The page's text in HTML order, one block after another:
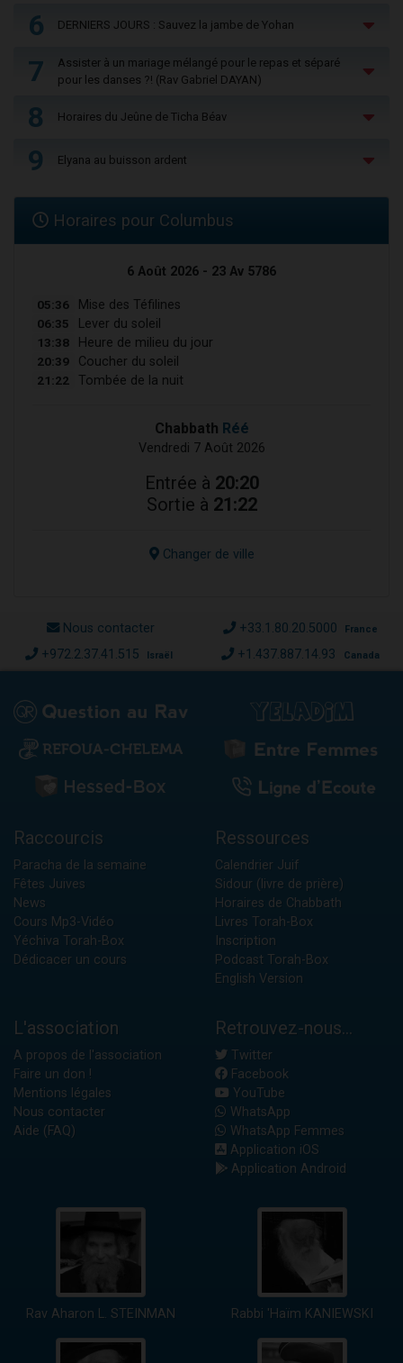
6 DERNIERS JOURS : Sauvez la jambe de Yohan
7
Assister à un mariage mélangé pour le repas et séparé
pour les danses ?! (Rav Gabriel DAYAN)
8 Horaires du Jeûne de Ticha Béav
9 Elyana au buisson ardent
Horaires pour Columbus
6 Août 2026 - 23 Av 5786
05:36 Mise des Téfilines
06:35 Lever du soleil
13:38 Heure de milieu du jour
20:39 Coucher du soleil
21:22 Tombée de la nuit
Chabbath Réé
Vendredi 7 Août 2026
Entrée à 20:20
Sortie à 21:22
Changer de ville
Nous contacter +33.1.80.20.5000 France
+972.2.37.41.515 Israël +1.437.887.14.93 Canada
Raccourcis
Paracha de la semaine
Fêtes Juives
News
Cours Mp3-Vidéo
Yéchiva Torah-Box
Dédicacer un cours
Ressources
Calendrier Juif
Sidour (livre de prière)
Horaires de Chabbath
Livres Torah-Box
Inscription
Podcast Torah-Box
English Version
L'association
A propos de l'association
Faire un don !
Mentions légales
Nous contacter
Aide (FAQ)
Retrouvez-nous...
Twitter
Facebook
YouTube
WhatsApp
WhatsApp Femmes
Application iOS
Application Android
Rav Aharon L. STEINMAN Rabbi 'Haïm KANIEWSKI